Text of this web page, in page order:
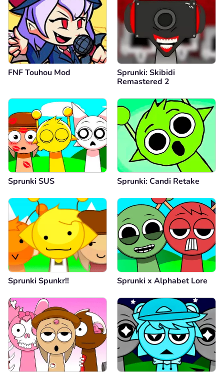
FNF Touhou Mod
Sprunki: Skibidi
Remastered 2
Sprunki SUS Sprunki: Candi Retake
Sprunki Spunkr!! Sprunki x Alphabet Lore